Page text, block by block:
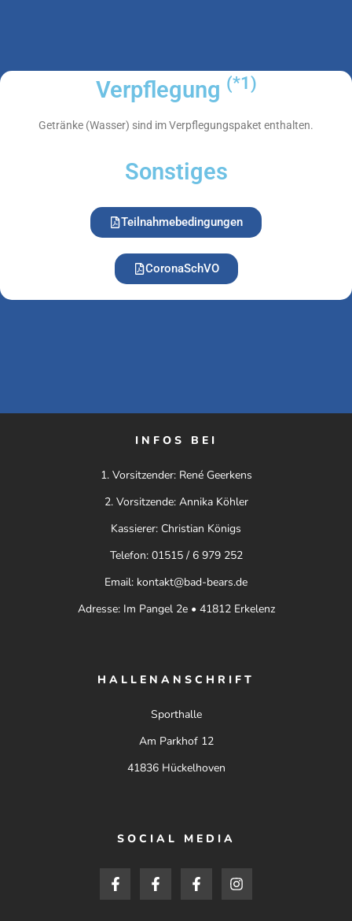
Verpflegung (*1)
Getränke (Wasser) sind im Verpflegungspaket enthalten.
Sonstiges
Teilnahmebedingungen
CoronaSchVO
INFOS BEI
1. Vorsitzender: René Geerkens
2. Vorsitzende: Annika Köhler
Kassierer: Christian Königs
Telefon: 01515 / 6 979 252
Email: kontakt@bad-bears.de
Adresse: Im Pangel 2e • 41812 Erkelenz
HALLENANSCHRIFT
Sporthalle
Am Parkhof 12
41836 Hückelhoven
SOCIAL MEDIA